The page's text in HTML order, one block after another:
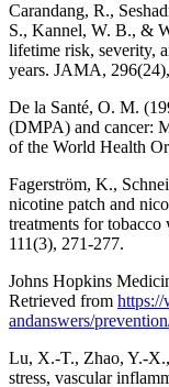
Carandang, R.,
S., Kannel, W. B., &
lifetime risk, severity,
years. JAMA,
De la Santé, O. M.
(DMPA) and cancer:
of the World Health
Fagerström, K.,
nicotine patch and
treatments for
111(3), 271-277.
Johns Hopkins
Retrieved from https://
andanswers/
Lu, X.-T., Zhao, Y.-
stress, vascular